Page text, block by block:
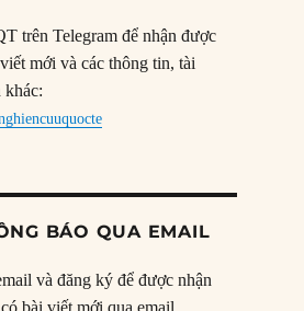
trên Telegram để nhận được
mới và các thông tin, tài
BÁO QUA EMAIL
và đăng ký để được nhận